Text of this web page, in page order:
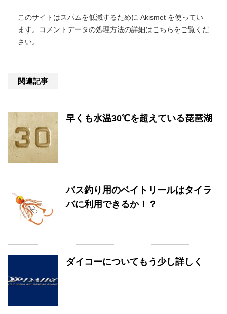
このサイトはスパムを低減するために Akismet を使ってい
ます。
コメントデータの処理方法の詳細はこちらをご覧くだ
さい。
関連記事
早くも水温30℃を超えている琵琶湖
バス釣り用のベイトリールはタイラ
バに利用できるか！？
ダイコーについてもう少し詳しく